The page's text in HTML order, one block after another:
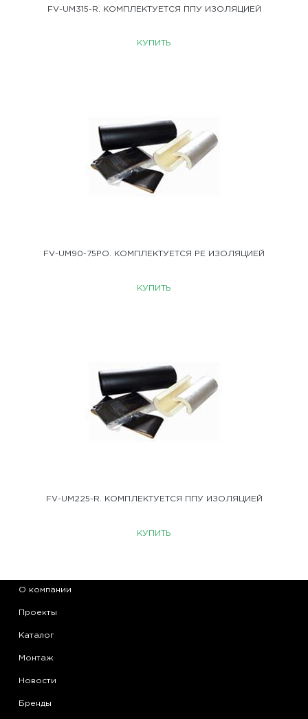
FV-UM315-R. КОМПЛЕКТУЕТСЯ ППУ ИЗОЛЯЦИЕЙ
КУПИТЬ
FV-UM90-75PO. КОМПЛЕКТУЕТСЯ PE ИЗОЛЯЦИЕЙ
КУПИТЬ
FV-UM225-R. КОМПЛЕКТУЕТСЯ ППУ ИЗОЛЯЦИЕЙ
КУПИТЬ
О компании
Проекты
Каталог
Монтаж
Новости
Бренды